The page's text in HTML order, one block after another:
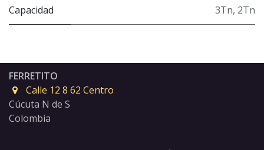
Capacidad 3Tn, 2Tn
FERRETITO
Calle 12 8 62 Centro
Cúcuta N de S
Colombia